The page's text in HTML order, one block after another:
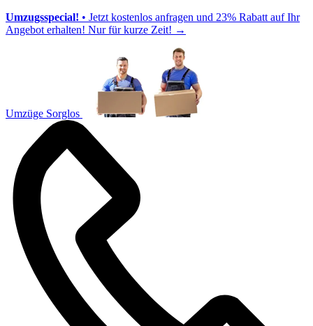
Umzugsspecial! • Jetzt kostenlos anfragen und 23% Rabatt auf Ihr
Angebot erhalten! Nur für kurze Zeit! →
Umzüge Sorglos